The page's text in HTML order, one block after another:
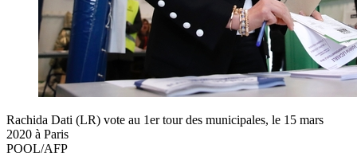
Rachida Dati (LR) vote au 1er tour des municipales, le 15 mars
2020 à Paris
POOL/AFP